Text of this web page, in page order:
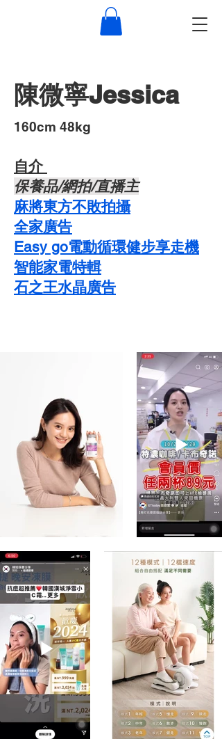
陳微寧Jessica
​160cm 48kg
自介 ​
​保養品/網拍/直播主
麻將東方不敗拍攝
​全家廣告
Easy go電動循環健步享走機
智能家電特輯
石之王水晶廣告